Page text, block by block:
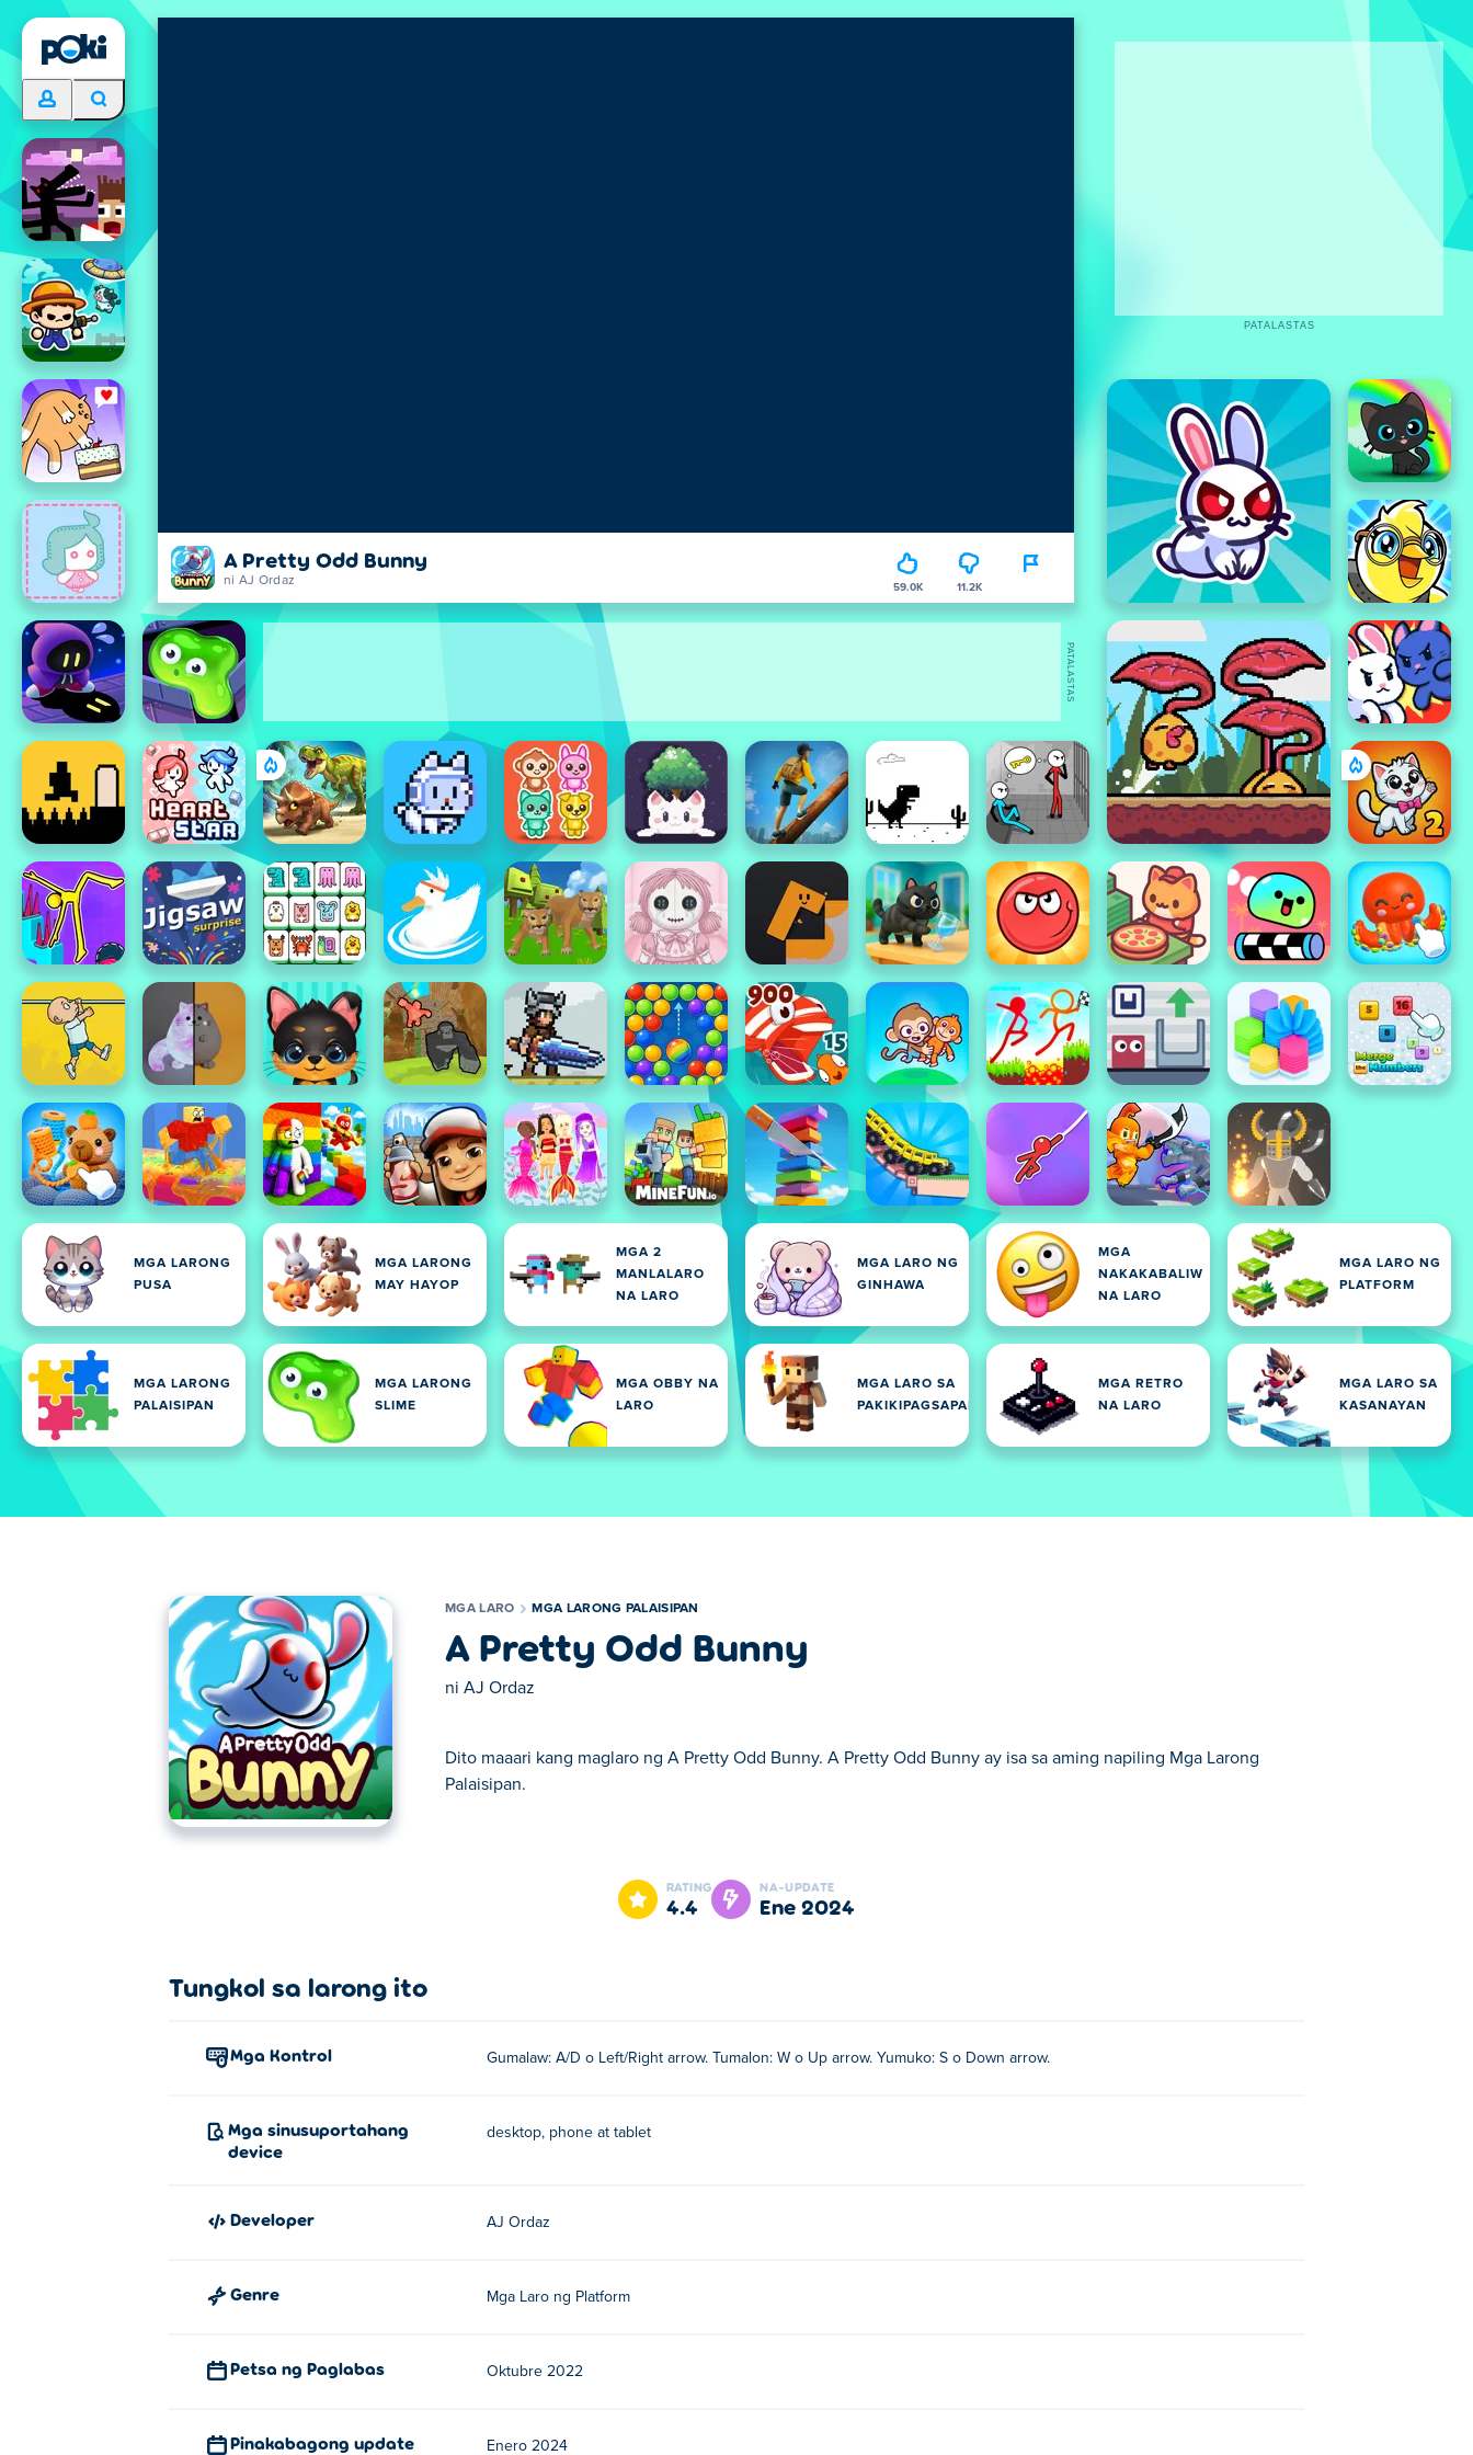
A Pretty Odd Bunny
ni AJ Ordaz 59.0K 11.2K
MGA LARONG
PUSA
MGA LARONG
MAY HAYOP
MGA 2
MANLALARO
NA LARO
MGA LARO NG
GINHAWA
MGA
NAKAKABALIW
NA LARO
MGA LARO NG
PLATFORM
MGA LARONG
PALAISIPAN
MGA LARONG
SLIME
MGA OBBY NA
LARO
MGA LARO SA
PAKIKIPAGSAPALARAN
MGA RETRO
NA LARO
MGA LARO SA
KASANAYAN
PATALASTAS
PATALASTAS
MGA LARO MGA LARONG PALAISIPAN
A Pretty Odd Bunny
ni AJ Ordaz
Dito maaari kang maglaro ng A Pretty Odd Bunny. A Pretty Odd Bunny ay isa sa aming napiling Mga Larong
Palaisipan.
Dito maaari kang maglaro ng A Pretty Odd Bunny. A Pretty Odd Bunny ay isa sa aming napiling Mga Larong Palaisipan.
RATING
4.4
NA-UPDATE
Ene 2024
Tungkol sa larong ito
Mga Kontrol Gumalaw: A/D o Left/Right arrow. Tumalon: W o Up arrow. Yumuko: S o Down arrow.
Mga sinusuportahang
device
desktop, phone at tablet
Developer AJ Ordaz
Genre Mga Laro ng Platform
Petsa ng Paglabas Oktubre 2022
Pinakabagong update Enero 2024